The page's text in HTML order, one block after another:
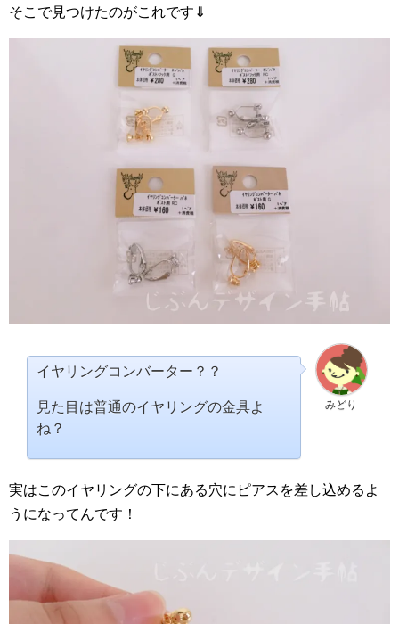
そこで見つけたのがこれです⇓
みどり
イヤリングコンバーター？？
見た目は普通のイヤリングの金具よ
ね？
実はこのイヤリングの下にある穴にピアスを差し込めるよ
うになってんです！